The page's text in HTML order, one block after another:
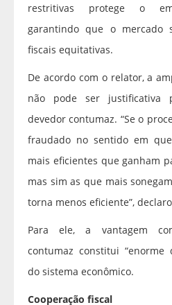
restritivas protege o
garantindo que o mercado
fiscais equitativas.
De acordo com o relator, a
não pode ser justificativa
devedor contumaz. “Se o
fraudado no sentido em
mais eficientes que ganham
mas sim as que mais
torna menos eficiente”,
Para ele, a vantagem
contumaz constitui “enorme
do sistema econômico.
Cooperação fiscal